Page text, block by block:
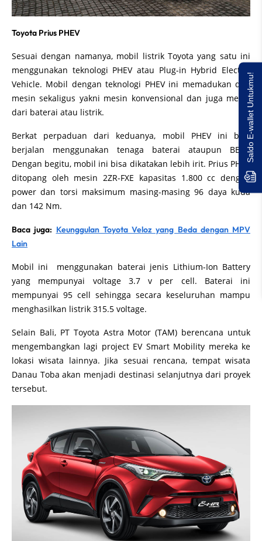
Toyota Prius PHEV
Sesuai dengan namanya, mobil listrik Toyota yang satu ini
menggunakan teknologi PHEV atau Plug-in Hybrid Electric
Vehicle. Mobil dengan teknologi PHEV ini memadukan dua
mesin sekaligus yakni mesin konvensional dan juga mesin
dari baterai atau listrik.
Berkat perpaduan dari keduanya, mobil PHEV ini bisa
berjalan menggunakan tenaga baterai ataupun BBM.
Dengan begitu, mobil ini bisa dikatakan lebih irit. Prius PHEV
ditopang oleh mesin 2ZR-FXE kapasitas 1.800 cc dengan
power dan torsi maksimum masing-masing 96 daya kuda
dan 142 Nm.
Baca juga: Keunggulan Toyota Veloz yang Beda dengan MPV
Lain
Mobil ini menggunakan baterai jenis Lithium-Ion Battery
yang mempunyai voltage 3.7 v per cell. Baterai ini
mempunyai 95 cell sehingga secara keseluruhan mampu
menghasilkan listrik 315.5 voltage.
Selain Bali, PT Toyota Astra Motor (TAM) berencana untuk
mengembangkan lagi project EV Smart Mobility mereka ke
lokasi wisata lainnya. Jika sesuai rencana, tempat wisata
Danau Toba akan menjadi destinasi selanjutnya dari proyek
tersebut.
Saldo E-wallet Untukmu!